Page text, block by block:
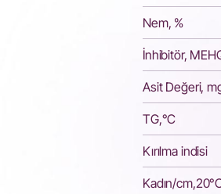
Nem, %
İnhibitör,
Asit Değeri,
TG,°C
Kırılma indisi
Kadın/